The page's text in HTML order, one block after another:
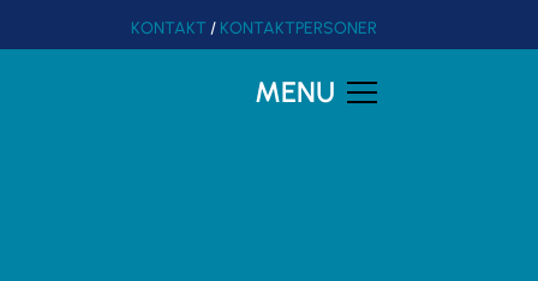
KONTAKT / KONTAKTPERSONER
MENU